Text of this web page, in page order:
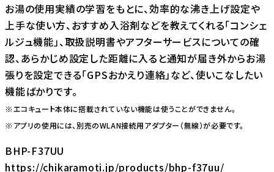
お湯の使用実績の学習をもとに、効率的な沸き上げ設定や
上手な使い方、おすすめ入浴剤などを教えてくれる「コンシェ
ルジュ機能」、取扱説明書やアフターサービスについての確
認、あらかじめ設定した距離に入ると通知が届き外からお湯
張りを設定できる「GPSおかえり連絡」など、使いこなしたい
機能ばかりです。
※エコキュート本体に搭載されていない機能は使うことができません。
※アプリの使用には、別売のWLAN接続用アダプター（無線）が必要です。
BHP-F37UU
https://chikaramoti.jp/products/bhp-f37uu/